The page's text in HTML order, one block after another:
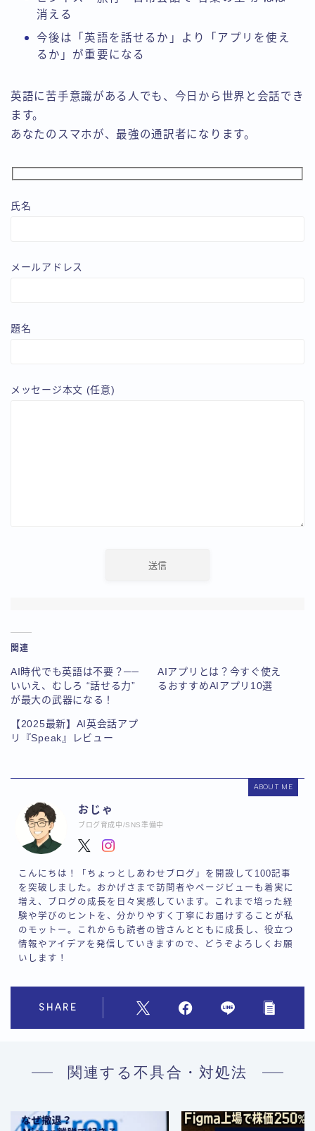
消える
今後は「英語を話せるか」より「アプリを使え
るか」が重要になる
英語に苦手意識がある人でも、今日から世界と会話でき
ます。
あなたのスマホが、最強の通訳者になります。
氏名
メールアドレス
題名
メッセージ本文 (任意)
関連
AI時代でも英語は不要？──
いいえ、むしろ “話せる力”
が最大の武器になる！
AIアプリとは？今すぐ使え
るおすすめAIアプリ10選
【2025最新】AI英会話アプ
リ『Speak』レビュー
ABOUT ME
おじゃ
ブログ育成中/SNS準備中
こんにちは！「ちょっとしあわせブログ」を開設して100記事
を突破しました。おかげさまで訪問者やページビューも着実に
増え、ブログの成長を日々実感しています。これまで培った経
験や学びのヒントを、分かりやすく丁寧にお届けすることが私
のモットー。これからも読者の皆さんとともに成長し、役立つ
情報やアイデアを発信していきますので、どうぞよろしくお願
いします！
SHARE
関連する不具合・対処法